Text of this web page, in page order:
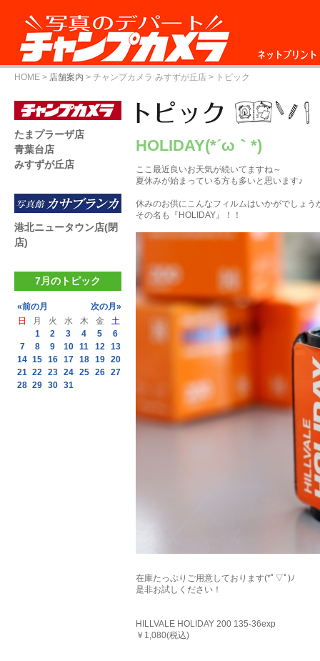
ネットプリント
HOME > 店舗案内 > チャンプカメラ みすずが丘店 > トピック
HOLIDAY(*´ω｀*)
ここ最近良いお天気が続いてますね～
夏休みが始まっている方も多いと思います♪
休みのお供にこんなフィルムはいかがでしょう
その名も『HOLIDAY』！！
在庫たっぷりご用意しております(*ﾟ▽ﾟ)ﾉ
是非お試しください！
HILLVALE HOLIDAY 200 135-36exp
￥1,080(税込)
たまプラーザ店
青葉台店
みすずが丘店
港北ニュータウン店(閉
店)
7月のトピック
«前の月
次の月»
日
月 火 水 木 金
土
1
2 3 4 5
6
7
8 9 10 11 12 13
14 15 16 17 18 19 20
21 22 23 24 25 26 27
28 29 30 31